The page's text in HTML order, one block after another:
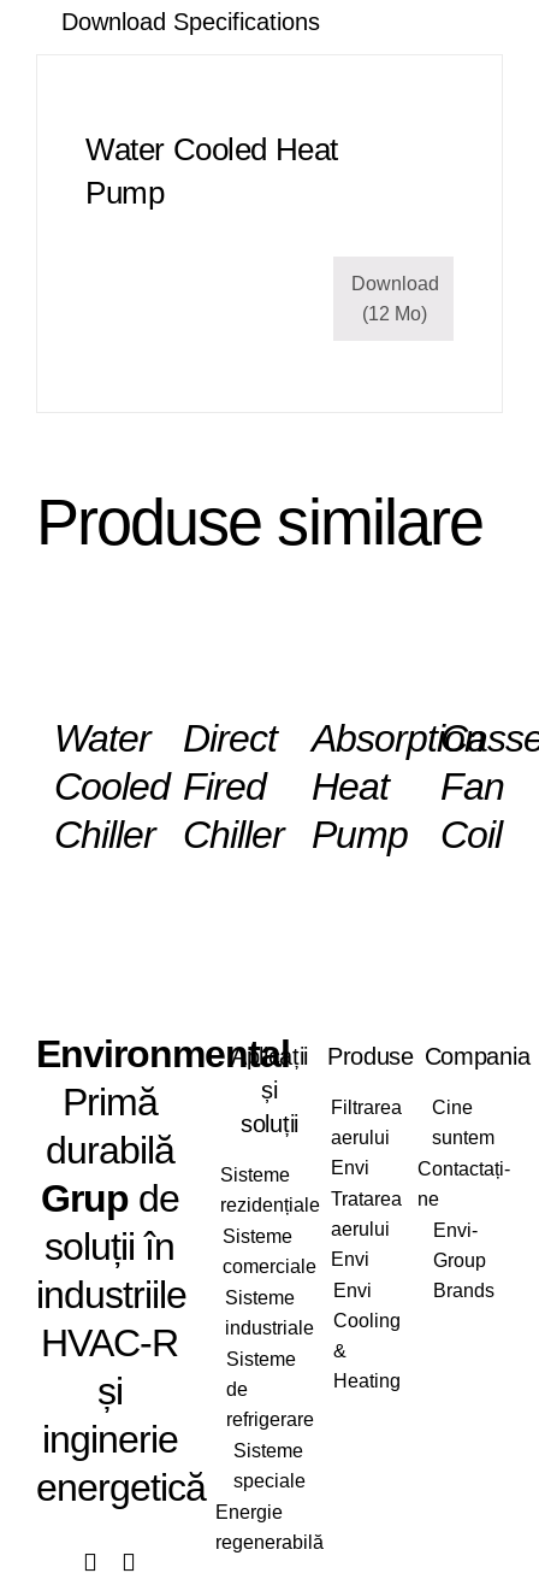
Download Specifications
Water Cooled Heat
Pump
Download
(12 Mo)
Produse similare
Water
Cooled
Chiller
Direct
Fired
Chiller
Absorption
Heat
Pump
Fan
Coil
Environmental
Primă
durabilă
Grupde
soluții în
industriile
HVAC-R
și
inginerie
energetică
Aplicații
și
soluții
Sisteme
rezidențiale
Sisteme
comerciale
Sisteme
industriale
Sisteme
de
refrigerare
Sisteme
speciale
Energie
regenerabilă
Produse
Filtrarea
aerului
Envi
Tratarea
aerului
Envi
Envi
Cooling
&
Heating
Compania
Cine
suntem
Contactați-
ne
Envi-
Group
Brands